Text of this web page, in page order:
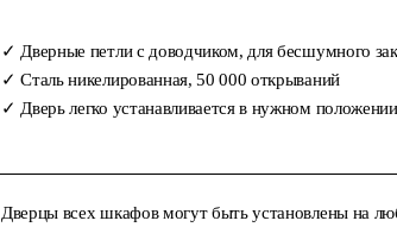
✓ Дверные петли с доводчиком, для бесшумного
✓ Сталь никелированная, 50 000 открываний
✓ Дверь легко устанавливается в нужном
Дверцы всех шкафов могут быть установлены на